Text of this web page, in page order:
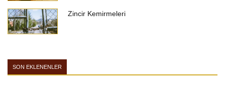
Zincir Kemirmeleri
SON EKLENENLER